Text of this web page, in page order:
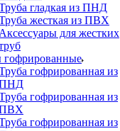
гладкая из ПНД
жесткая из ПВХ
Аксессуары для жестких
гофрированные
гофрированная из
гофрированная из
гофрированная из